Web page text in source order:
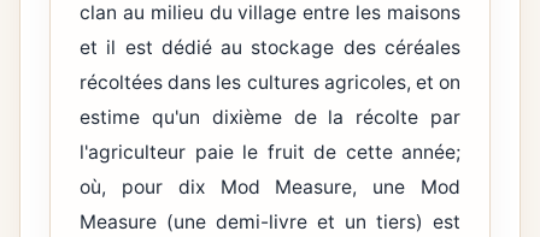
clan au milieu du village entre les maisons
et il est dédié au stockage des céréales
récoltées dans les cultures agricoles, et on
estime qu'un dixième de la récolte par
l'agriculteur paie le fruit de cette année;
où, pour dix Mod Measure, une Mod
Measure (une demi-livre et un tiers) est